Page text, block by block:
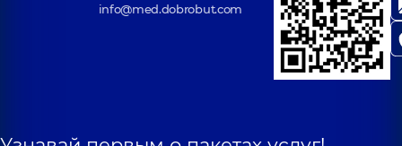
info@med.dobrobut.com